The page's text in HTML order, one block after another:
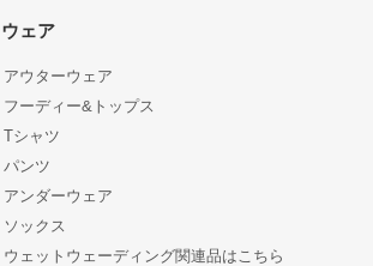
ウェア
アウターウェア
フーディー&トップス
Tシャツ
パンツ
アンダーウェア
ソックス
ウェットウェーディング関連品はこちら